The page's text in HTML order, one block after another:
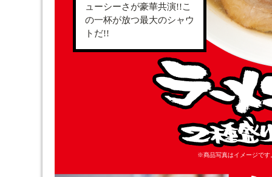
※商品写真はイメージです
ューシーさが豪華共演!!こ
の一杯が放つ最大のシャウ
トだ!!